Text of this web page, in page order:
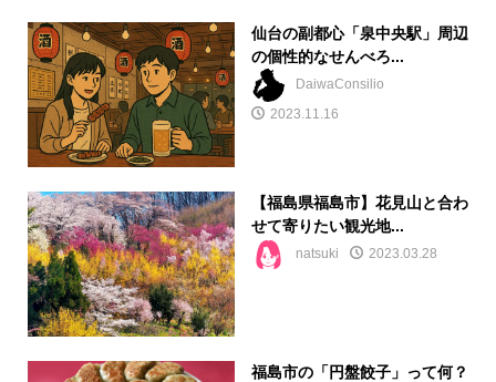
仙台の副都心「泉中央駅」周辺
の個性的なせんべろ...
DaiwaConsilio
2023.11.16
【福島県福島市】花見山と合わ
せて寄りたい観光地...
natsuki 2023.03.28
福島市の「円盤餃子」って何？